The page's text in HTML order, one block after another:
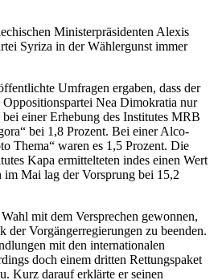
Ministerpräsidenten Alexis
Syriza in der Wählergunst immer
Umfragen ergaben, dass der
Nea Dimokratia nur
einer Erhebung des Institutes MRB
bei 1,8 Prozent. Bei einer Alco-
Thema“ waren es 1,5 Prozent. Die
Kapa ermittelteten indes einen Wert
Mai lag der Vorsprung bei 15,2
mit dem Versprechen gewonnen,
der Vorgängerregierungen zu beenden.
mit den internationalen
doch einem dritten Rettungspaket
Kurz darauf erklärte er seinen